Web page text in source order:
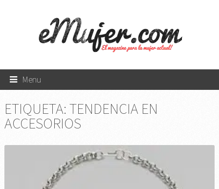
Menu
ETIQUETA: TENDENCIA EN
ACCESORIOS